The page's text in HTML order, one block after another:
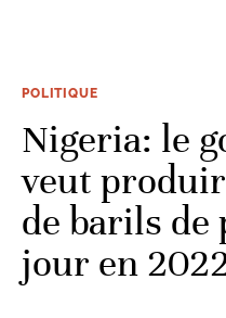
POLITIQUE
Nigeria: le
veut
de barils de
jour en